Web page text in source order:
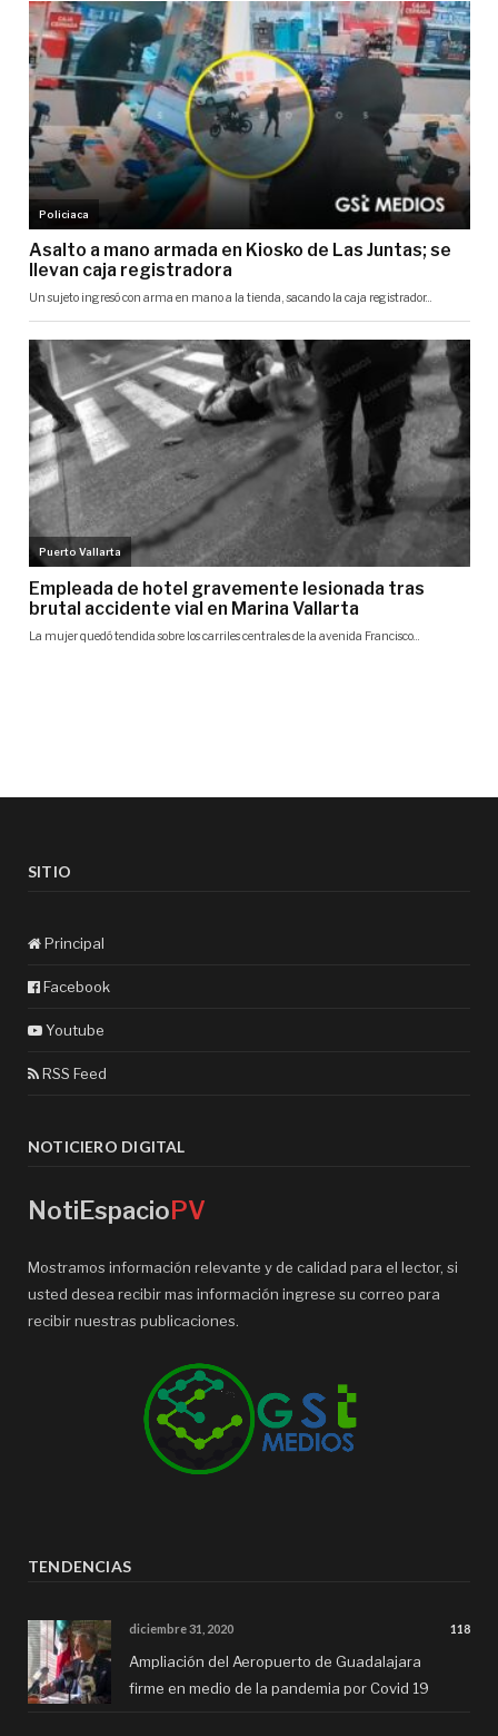
SITIO
Principal
Facebook
Youtube
RSS Feed
NOTICIERO DIGITAL
NotiEspacioPV
Mostramos información relevante y de calidad para el lector, si
usted desea recibir mas información ingrese su correo para
recibir nuestras publicaciones.
TENDENCIAS
diciembre 31, 2020 118
Ampliación del Aeropuerto de Guadalajara
firme en medio de la pandemia por Covid 19